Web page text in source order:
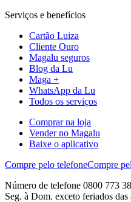
Serviços e benefícios
Cartão Luiza
Cliente Ouro
Magalu seguros
Blog da Lu
Maga +
WhatsApp da Lu
Todos os serviços
Comprar na loja
Vender no Magalu
Baixe o aplicativo
Compre pelo telefoneCompre
Número de telefone 0800 773
Seg. à Dom. exceto feriados das